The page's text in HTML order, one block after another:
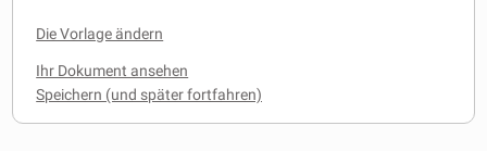
Die Vorlage ändern
Ihr Dokument ansehen